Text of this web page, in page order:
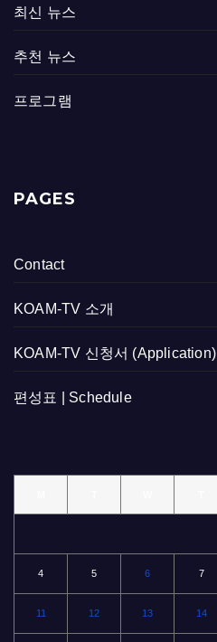
최신 뉴스
추천 뉴스
프로그램
PAGES
Contact
KOAM-TV 소개
KOAM-TV 신청서 (Application)
편성표 | Schedule
4 5 6 7
11 12 13 14